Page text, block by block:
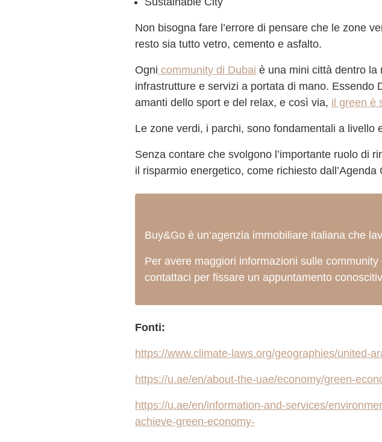
Non bisogna fare l’errore di pensare che le zone
resto sia tutto vetro, cemento e asfalto.
Ogni community di Dubai è una mini città dentro la
infrastrutture e servizi a portata di mano.
amanti dello sport e del relax, e così via, il green è
Le zone verdi, i parchi, sono fondamentali a livello
Senza contare che svolgono l’importante ruolo di
il risparmio energetico, come richiesto dall’Agenda
Buy&Go è un’agenzia immobiliare italiana che
Per avere maggiori informazioni sulle
contattaci per fissare un appuntamento
Fonti:
https://www.climate-laws.org/geographies/united-
https://u.ae/en/about-the-uae/economy/green-
https://u.ae/en/information-and-services/
achieve-green-economy-